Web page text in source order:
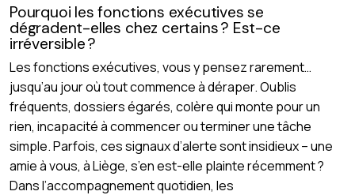
Pourquoi les fonctions exécutives se
dégradent-elles chez certains ? Est-ce
irréversible ?
Les fonctions exécutives, vous y pensez rarement…
jusqu’au jour où tout commence à déraper. Oublis
fréquents, dossiers égarés, colère qui monte pour un
rien, incapacité à commencer ou terminer une tâche
simple. Parfois, ces signaux d’alerte sont insidieux – une
amie à vous, à Liège, s’en est-elle plainte récemment ?
Dans l’accompagnement quotidien, les